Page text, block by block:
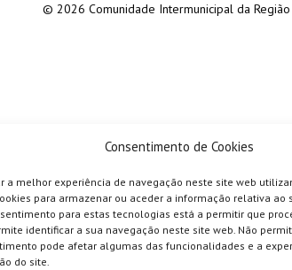
Consentimento de Cookies
a melhor experiência de navegação neste site web
para armazenar ou aceder a informação relativa ao
para estas tecnologias está a permitir que
identificar a sua navegação neste site web. Não
pode afetar algumas das funcionalidades e a
do site.
© 2026 Comunidade Intermunicipal da